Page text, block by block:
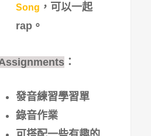
Song ，可以一起
rap。
：
發音練習學習單
錄音作業